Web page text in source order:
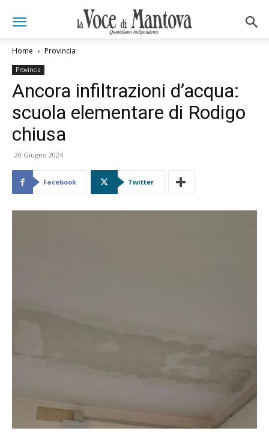
Home Provincia
Provincia
Ancora infiltrazioni d’acqua:
scuola elementare di Rodigo
chiusa
20 Giugno 2024
Facebook Twitter